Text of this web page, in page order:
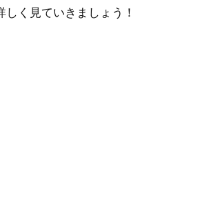
く見ていきましょう！